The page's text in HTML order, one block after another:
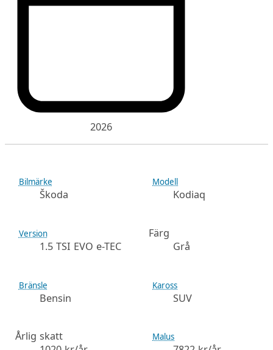
2026
Bilmärke
Škoda
Modell
Kodiaq
Version
1.5 TSI EVO e-TEC
Färg
Grå
Bränsle
Bensin
Kaross
SUV
Årlig skatt
Malus